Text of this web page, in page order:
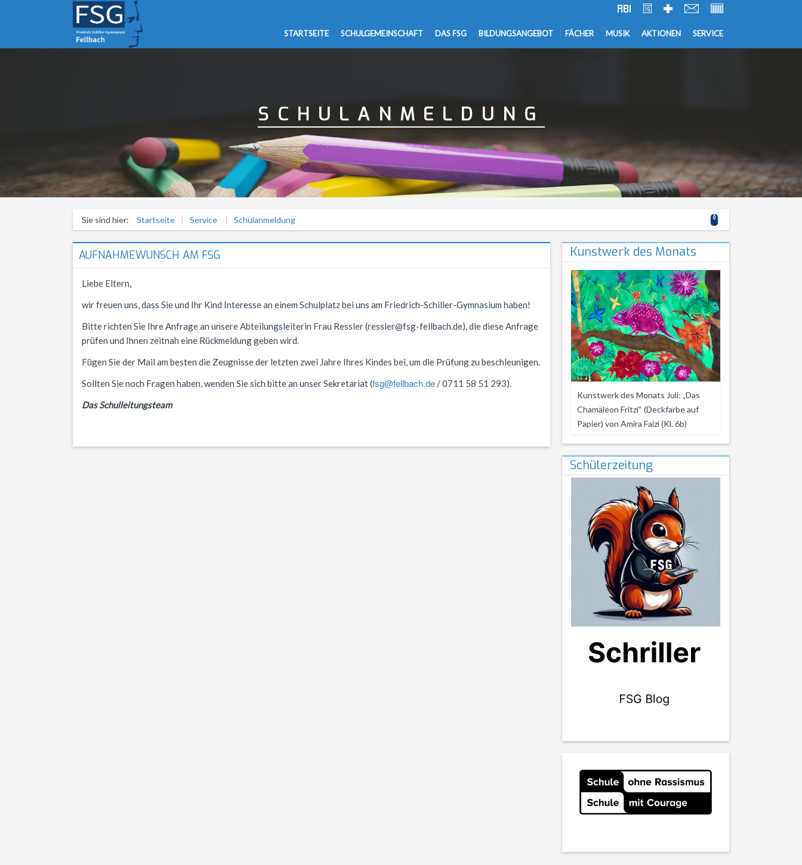
STARTSEITE SCHULGEMEINSCHAFT DAS FSG BILDUNGSANGEBOT FÄCHER MUSIK AKTIONEN SERVICE
SCHULANMELDUNG
Sie sind hier: Startseite Service Schulanmeldung
AUFNAHMEWUNSCH AM FSG
Liebe Eltern,
wir freuen uns, dass Sie und Ihr Kind Interesse an einem Schulplatz bei uns am Friedrich-Schiller-Gymnasium haben!
Bitte richten Sie Ihre Anfrage an unsere Abteilungsleiterin Frau Ressler (ressler@fsg-fellbach.de), die diese Anfrage
prüfen und Ihnen zeitnah eine Rückmeldung geben wird.
Fügen Sie der Mail am besten die Zeugnisse der letzten zwei Jahre Ihres Kindes bei, um die Prüfung zu beschleunigen.
Sollten Sie noch Fragen haben, wenden Sie sich bitte an unser Sekretariat (fsg@fellbach.de/ 0711 58 51 293).
Das Schulleitungsteam
Kunstwerk des Monats
Kunstwerk des Monats Juli: „Das
Chamäleon Fritzi“ (Deckfarbe auf
Papier) von Amira Faizi (Kl. 6b)
Schülerzeitung